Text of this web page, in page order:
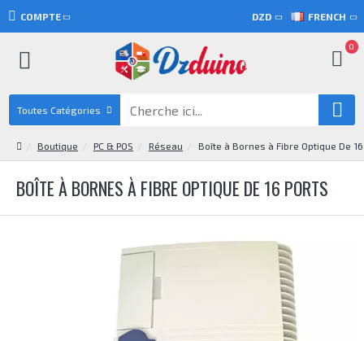
COMPTE DZD FRENCH
0
Toutes Catégories
Boutique PC & POS Réseau Boîte à Bornes à Fibre Optique De
BOÎTE À BORNES À FIBRE OPTIQUE DE 16 PORTS